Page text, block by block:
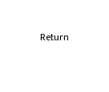
Return